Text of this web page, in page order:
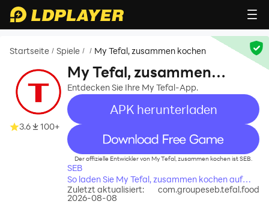
Startseite / Spiele / / My Tefal, zusammen kochen
3.6 100+
My Tefal, zusammen
kochen
Entdecken Sie Ihre My Tefal-App.
APK herunterladen
recommend
Der offizielle Entwickler von My Tefal, zusammen kochen ist SEB.
SEB
So laden Sie My Tefal, zusammen kochen auf
Ihren Computer herunter
Zuletzt aktualisiert:
2026-08-08
com.groupeseb.tefal.food